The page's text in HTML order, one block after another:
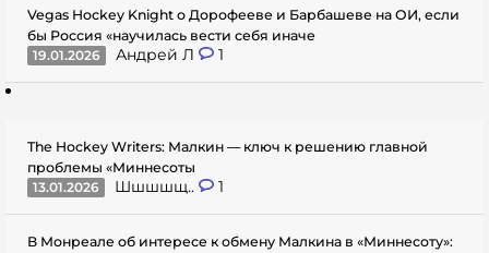
Vegas Hockey Knight о Дорофееве и Барбашеве на ОИ, если
бы Россия «научилась вести себя иначе
19.01.2026
Андрей Л 1
The Hockey Writers: Малкин — ключ к решению главной
проблемы «Миннесоты
13.01.2026
Шшшшщ.. 1
В Монреале об интересе к обмену Малкина в «Миннесоту»: